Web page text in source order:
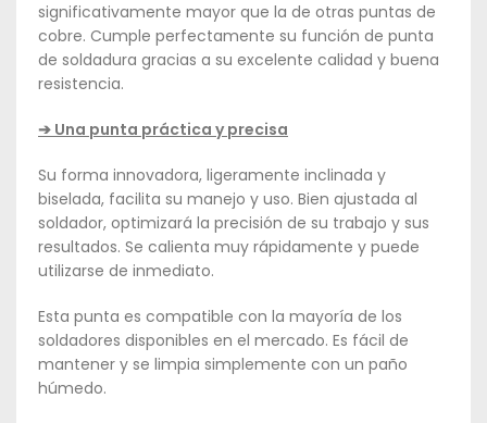
significativamente mayor que la de otras puntas de
cobre. Cumple perfectamente su función de punta
de soldadura gracias a su excelente calidad y buena
resistencia.
➔ Una punta práctica y precisa
Su forma innovadora, ligeramente inclinada y
biselada, facilita su manejo y uso. Bien ajustada al
soldador, optimizará la precisión de su trabajo y sus
resultados. Se calienta muy rápidamente y puede
utilizarse de inmediato.
Esta punta es compatible con la mayoría de los
soldadores disponibles en el mercado. Es fácil de
mantener y se limpia simplemente con un paño
húmedo.